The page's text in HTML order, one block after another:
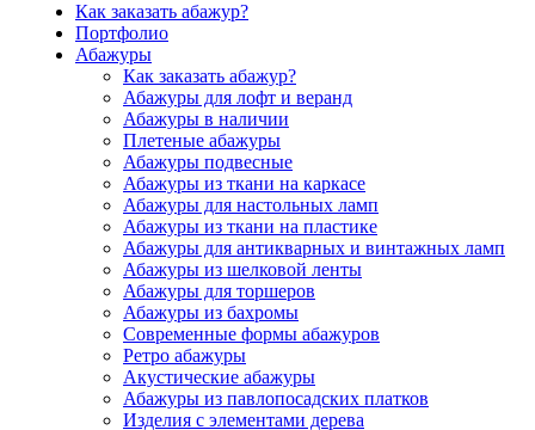
Как заказать абажур?
Портфолио
Абажуры
Как заказать абажур?
Абажуры для лофт и веранд
Абажуры в наличии
Плетеные абажуры
Абажуры подвесные
Абажуры из ткани на каркасе
Абажуры для настольных ламп
Абажуры из ткани на пластике
Абажуры для антикварных и винтажных ламп
Абажуры из шелковой ленты
Абажуры для торшеров
Абажуры из бахромы
Современные формы абажуров
Ретро абажуры
Акустические абажуры
Абажуры из павлопосадских платков
Изделия с элементами дерева